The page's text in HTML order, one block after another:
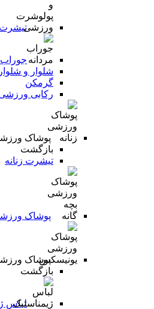
جوراب
شلوار و
گرمکن
رکابی
پوشاک
بازگشت
تیشرت زنانه
پوشاک
پوشاک
بازگشت
لباس